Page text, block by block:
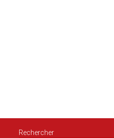
Rechercher